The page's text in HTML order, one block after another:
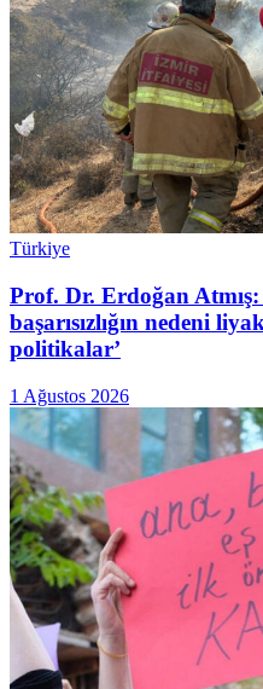
Türkiye
Prof. Dr. Erdoğan
başarısızlığın nedeni
politikalar’
1 Ağustos 2026